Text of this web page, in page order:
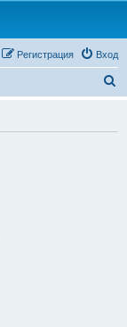
Вход
Регистрация